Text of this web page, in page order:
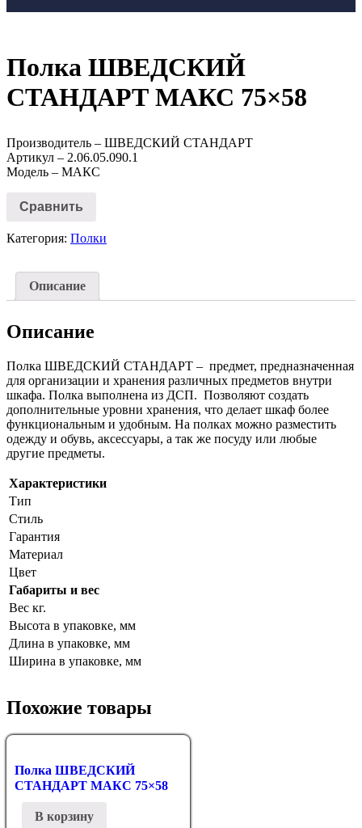
Полка ШВЕДСКИЙ
СТАНДАРТ МАКС 75×58
Производитель – ШВЕДСКИЙ СТАНДАРТ
Артикул – 2.06.05.090.1
Модель – МАКС
Сравнить
Категория: Полки
Описание
Описание
Полка ШВЕДСКИЙ СТАНДАРТ – предмет, предназначенная
для организации и хранения различных предметов внутри
шкафа. Полка выполнена из ДСП. Позволяют создать
дополнительные уровни хранения, что делает шкаф более
функциональным и удобным. На полках можно разместить
одежду и обувь, аксессуары, а так же посуду или любые
другие предметы.
Характеристики
Тип
Стиль
Гарантия
Материал
Цвет
Габариты и вес
Вес кг.
Высота в упаковке, мм
Длина в упаковке, мм
Ширина в упаковке, мм
Похожие товары
Полка ШВЕДСКИЙ
СТАНДАРТ МАКС 75×58
В корзину